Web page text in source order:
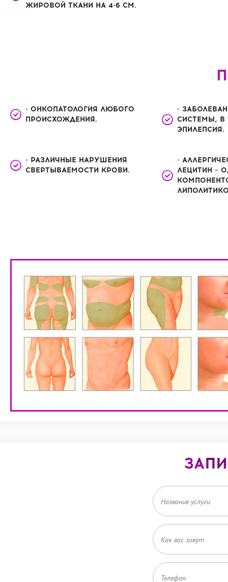
ЖИРОВОЙ ТКАНИ НА 4-6 СМ.
- ОНКОПАТОЛОГИЯ ЛЮБОГО
ПРОИСХОЖДЕНИЯ.
-
СИСТЕМЫ, В
ЭПИЛЕПСИЯ.
- РАЗЛИЧНЫЕ НАРУШЕНИЯ
СВЕРТЫВАЕМОСТИ КРОВИ.
-
ЛЕЦИТИН –